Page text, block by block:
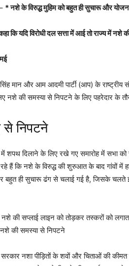
* नशे के विरुद्ध मुहिम को बहुत ही सुचारू और
कि यदि विरोधी दल सत्ता में आई तो राज्य में नशे
मान और आम आदमी पार्टी (आप) के
नशे की समस्या से निपटने के लिए पहरेदार के
निपटने
शपथ दिलाने के लिए रखे गए समारोह में सभा
हैं कि नशे के विरुद्ध की शुरुआत के बाद गांवों में
बहुत ही सुचारू ढंग से चलाई गई है, जिसके
की सप्लाई लाइन को तोड़कर तस्करों को
की समस्या से निपटने
सरकार नशा पीड़ितों के शवों और चिताओं की